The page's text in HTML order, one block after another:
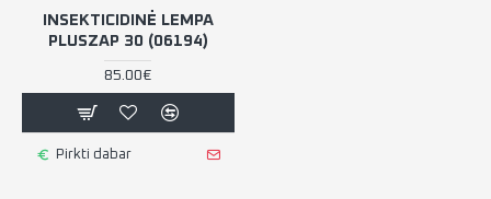
INSEKTICIDINĖ LEMPA
PLUSZAP 30 (06194)
85.00€
Pirkti dabar